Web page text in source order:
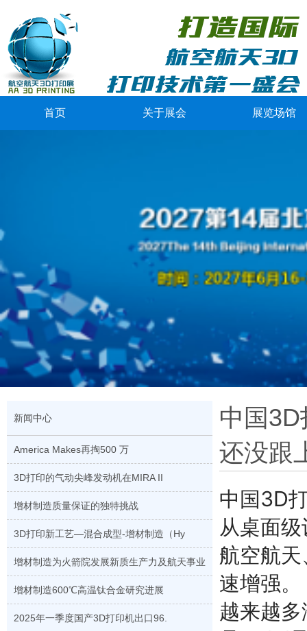
首页 关于展会 展览场馆
新闻中心
America Makes再掏500 万
3D打印的气动尖峰发动机在MIRA II
增材制造质量保证的独特挑战
3D打印新工艺—混合成型-增材制造（Hy
增材制造为火箭院发展新质生产力及航天事业
增材制造600℃高温钛合金研究进展
2025年一季度国产3D打印机出口96.
中国
还没跟
中国3D
从桌面
航空航
速增强。
越来越